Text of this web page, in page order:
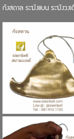
กังสดาล ระฆังแบน ระฆังวง